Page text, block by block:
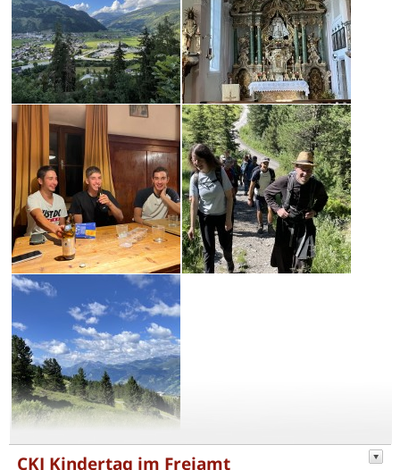
CKJ Kindertag im Freiamt